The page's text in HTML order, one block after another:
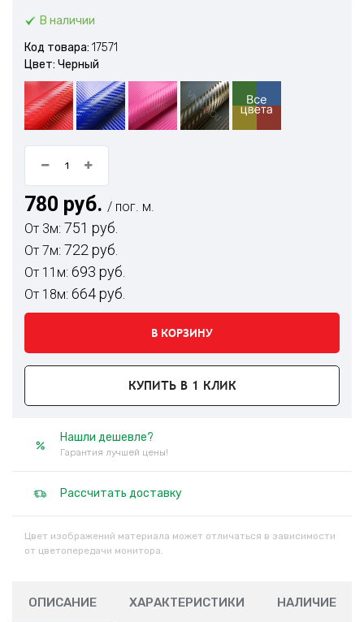
В наличии
Код товара: 17571
Цвет: Черный
780 руб. / пог. м.
От 3м: 751 руб.
От 7м: 722 руб.
От 11м: 693 руб.
От 18м: 664 руб.
В КОРЗИНУ
КУПИТЬ В 1 КЛИК
Нашли дешевле?
Гарантия лучшей цены!
Рассчитать доставку
Цвет изображений материала может отличаться в зависимости
от цветопередачи монитора.
ОПИСАНИЕ ХАРАКТЕРИСТИКИ НАЛИЧИЕ